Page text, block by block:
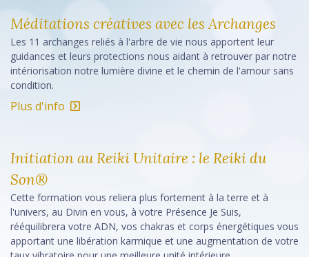
Méditations créatives avec les Archanges
Les 11 archanges reliés à l'arbre de vie nous apportent leur
guidances et leurs protections nous aidant à retrouver par notre
intériorisation notre lumière divine et le chemin de l'amour sans
condition.
Plus d'info
Initiation au Reiki Unitaire : le Reiki du
Son®
Cette formation vous reliera plus fortement à la terre et à
l'univers, au Divin en vous, à votre Présence Je Suis,
rééquilibrera votre ADN, vos chakras et corps énergétiques vous
apportant une libération karmique et une augmentation de votre